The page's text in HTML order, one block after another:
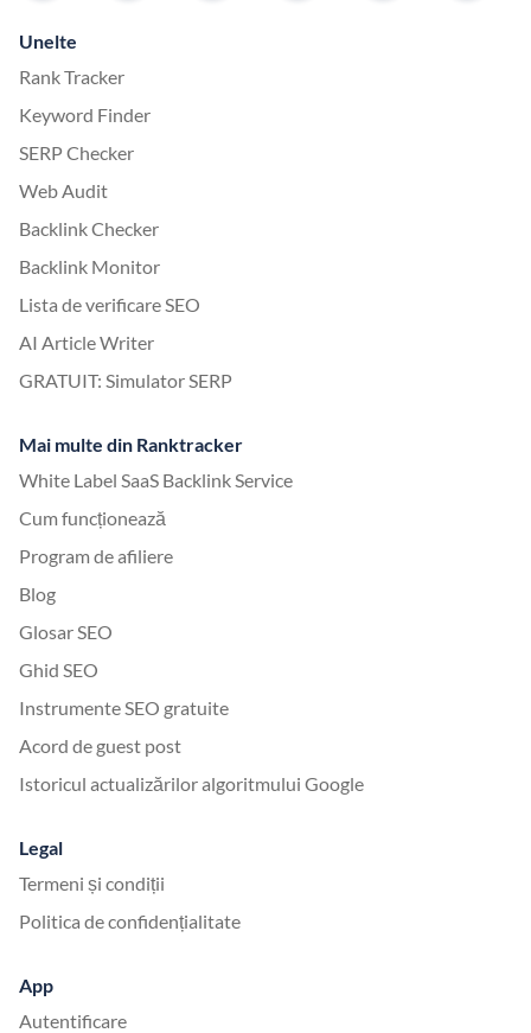
Unelte
Rank Tracker
Keyword Finder
SERP Checker
Web Audit
Backlink Checker
Backlink Monitor
Lista de verificare SEO
AI Article Writer
GRATUIT: Simulator SERP
Mai multe din Ranktracker
White Label SaaS Backlink Service
Cum funcționează
Program de afiliere
Blog
Glosar SEO
Ghid SEO
Instrumente SEO gratuite
Acord de guest post
Istoricul actualizărilor algoritmului Google
Legal
Termeni și condiții
Politica de confidențialitate
App
Autentificare